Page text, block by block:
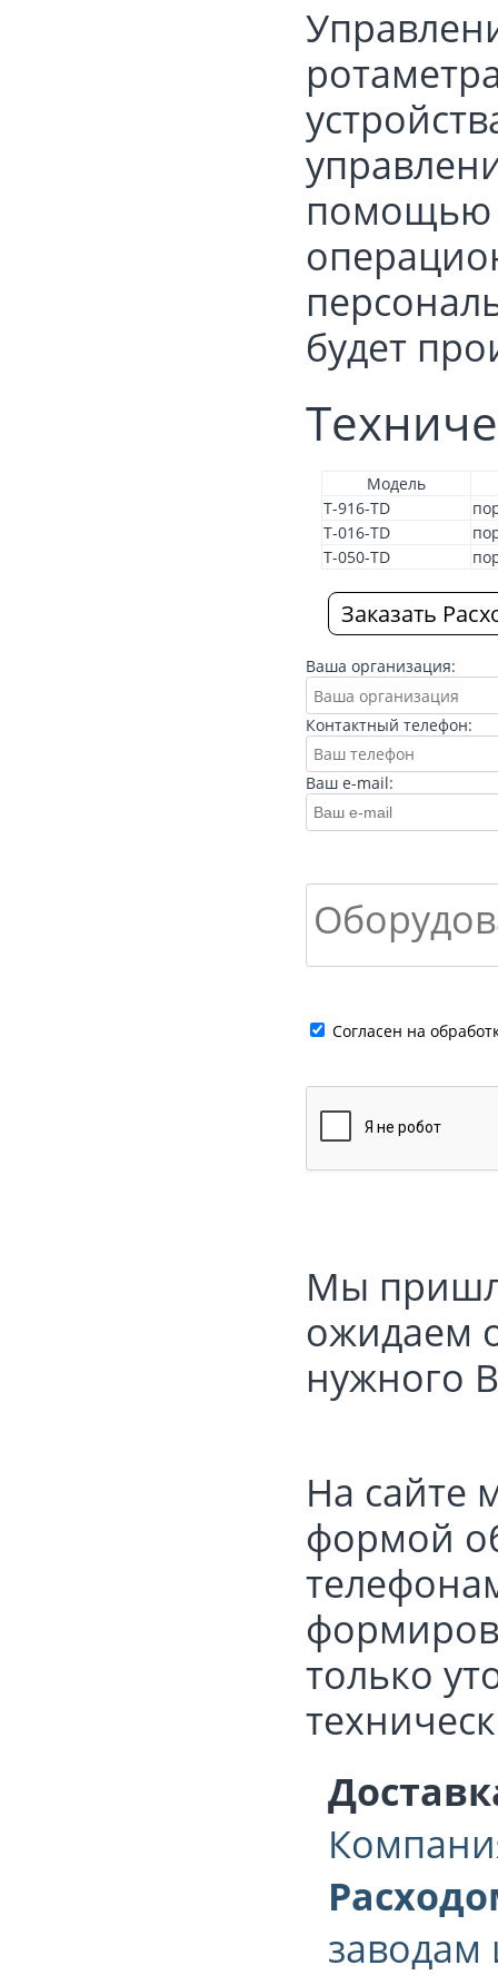
помощью
будет
Модель
T-916-TD
T-016-TD
T-050-TD
Заказать
Ваша организация:
Контактный телефон:
Ваш e-mail:
Cогласен на
Мы
ожидаем
нужного
На сайте
формой
только
заводам